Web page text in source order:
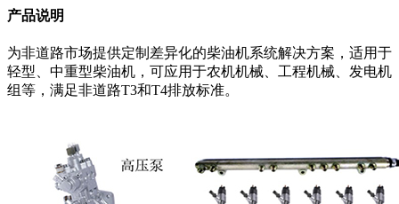
产品说明
为非道路市场提供定制差异化的柴油机系统解决方案，适用于
轻型、中重型柴油机，可应用于农机机械、工程机械、发电机
组等，满足非道路T3和T4排放标准。